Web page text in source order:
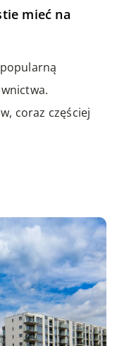
mieć na
coraz częściej